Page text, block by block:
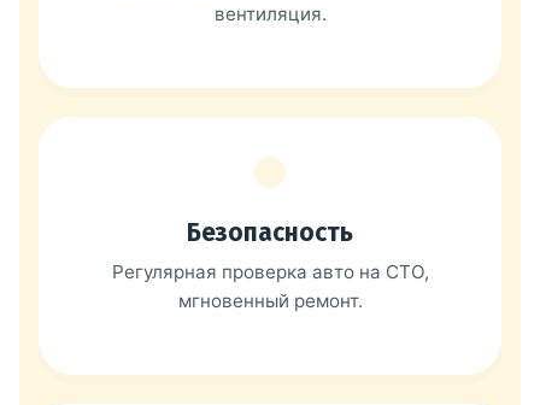
вентиляция.
Безопасность
Регулярная проверка авто на СТО,
мгновенный ремонт.